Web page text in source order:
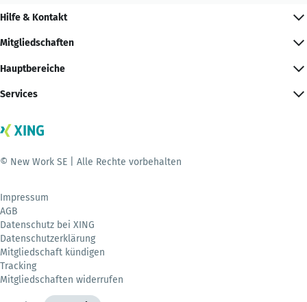
Hilfe & Kontakt
Mitgliedschaften
Hauptbereiche
Services
© New Work SE | Alle Rechte vorbehalten
Impressum
AGB
Datenschutz bei XING
Datenschutzerklärung
Mitgliedschaft kündigen
Tracking
Mitgliedschaften widerrufen